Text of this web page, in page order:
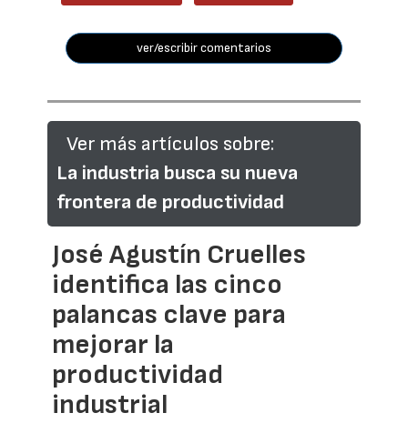
ver/escribir comentarios
Ver más artículos sobre:
La industria busca su nueva
frontera de productividad
José Agustín Cruelles
identifica las cinco
palancas clave para
mejorar la
productividad
industrial